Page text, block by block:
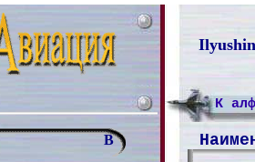
B
К